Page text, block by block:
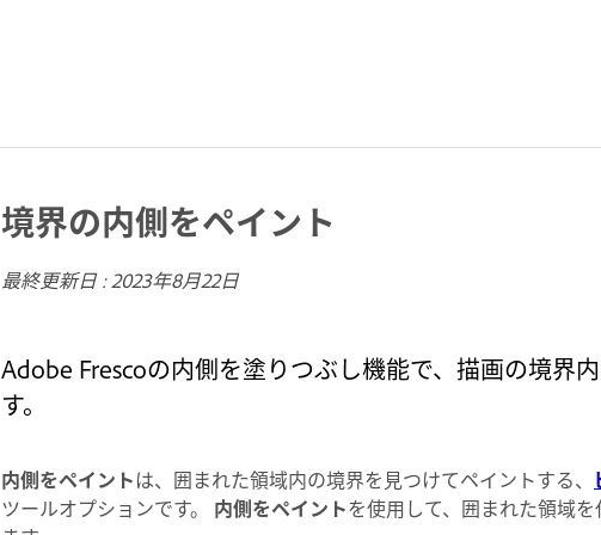
境界の内側をペイント
最終更新日 :2023年8月22日
Adobe Frescoの内側を塗りつぶし機能で、描画の境界
す。
内側をペイントは、囲まれた領域内の境界を見つけてペイントする、
ツールオプションです。 内側をペイントを使用して、囲まれた領域